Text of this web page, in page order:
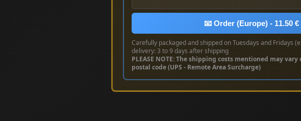
📧 Order (Europe) - 11.50 €
Carefully packaged and shipped on Tuesdays and Fridays
delivery: 3 to 9 days after shipping
PLEASE NOTE: The shipping costs mentioned may
postal code (UPS - Remote Area Surcharge)